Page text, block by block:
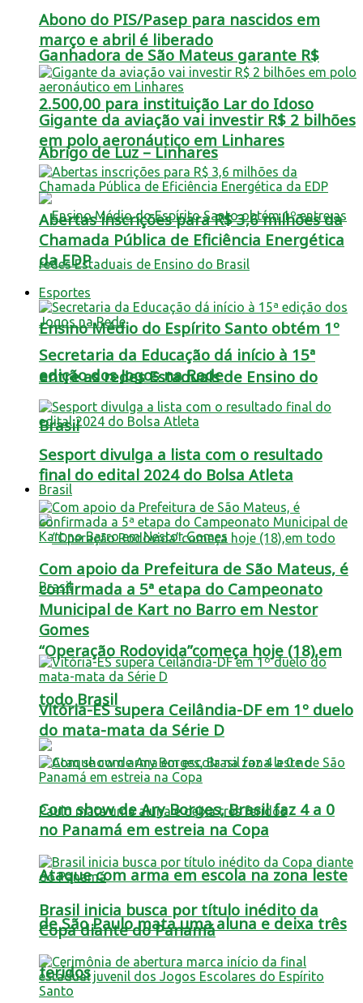
Ganhadora de São Mateus garante R$
2.500,00 para instituição Lar do Idoso
Abrigo de Luz – Linhares
Ensino Médio do Espírito Santo obtém 1º
entre as redes Estaduais de Ensino do
Brasil
Brasil
“Operação Rodovida”começa hoje (18),em
todo Brasil
Ataque com arma em escola na zona leste
de São Paulo mata uma aluna e deixa três
feridos
Abono do PIS/Pasep para nascidos em
março e abril é liberado
Gigante da aviação vai investir R$ 2 bilhões
em polo aeronáutico em Linhares
Abertas inscrições para R$ 3,6 milhões da
Chamada Pública de Eficiência Energética
da EDP
Esportes
Secretaria da Educação dá início à 15ª
edição dos Jogos na Rede
Sesport divulga a lista com o resultado
final do edital 2024 do Bolsa Atleta
Com apoio da Prefeitura de São Mateus, é
confirmada a 5ª etapa do Campeonato
Municipal de Kart no Barro em Nestor
Gomes
Vitória-ES supera Ceilândia-DF em 1º duelo
do mata-mata da Série D
Com show de Ary Borges, Brasil faz 4 a 0
no Panamá em estreia na Copa
Brasil inicia busca por título inédito da
Copa diante do Panamá